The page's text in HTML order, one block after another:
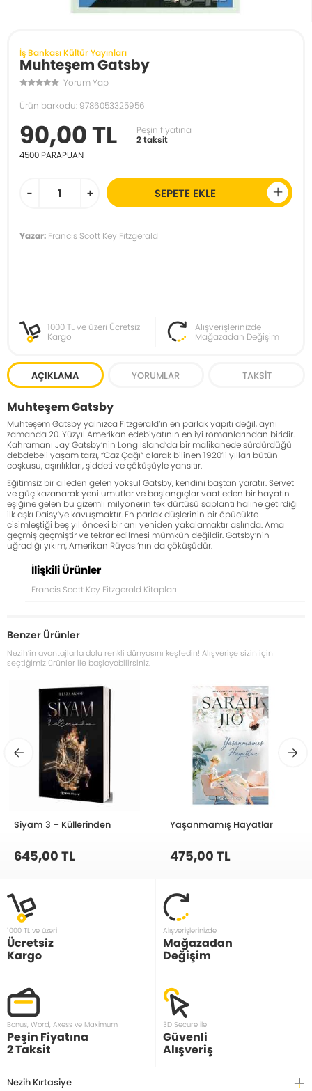
İş Bankası Kültür Yayınları
Muhteşem Gatsby
Yorum Yap
Ürün barkodu: 9786053325956
90,00 TL
Peşin fiyatına
2 taksit
4500 PARAPUAN
- + SEPETE EKLE
Yazar: Francis Scott Key Fitzgerald
1000 TL ve üzeri Ücretsiz
Kargo
Alışverişlerinizde
Mağazadan Değişim
AÇIKLAMA YORUMLAR TAKSIT
Muhteşem Gatsby
Muhteşem Gatsby yalnızca Fitzgerald’ın en parlak yapıtı değil, aynı
zamanda 20. Yüzyıl Amerikan edebiyatının en iyi romanlarından biridir.
Kahramanı Jay Gatsby’nin Long Island’da bir malikanede sürdürdüğü
debdebeli yaşam tarzı, “Caz Çağı” olarak bilinen 1920’li yılları bütün
coşkusu, aşırılıkları, şiddeti ve çöküşüyle yansıtır.
Eğitimsiz bir aileden gelen yoksul Gatsby, kendini baştan yaratır. Servet
ve güç kazanarak yeni umutlar ve başlangıçlar vaat eden bir hayatın
eşiğine gelen bu gizemli milyonerin tek dürtüsü saplantı haline getirdiği
ilk aşkı Daisy’ye kavuşmaktır. En parlak düşlerinin bir öpücükte
cisimleştiği beş yıl önceki bir anı yeniden yakalamaktır aslında. Ama
geçmiş geçmiştir ve tekrar edilmesi mümkün değildir. Gatsby’nin
uğradığı yıkım, Amerikan Rüyası’nın da çöküşüdür.
İlişkili Ürünler
Francis Scott Key Fitzgerald Kitapları
Benzer Ürünler
Nezih’in avantajlarla dolu renkli dünyasını keşfedin! Alışverişe sizin için
seçtiğimiz ürünler ile başlayabilirsiniz.
Siyam 3 – Küllerinden
645,00 TL
Yaşanmamış Hayatlar
475,00 TL
1000 TL ve üzeri
Ücretsiz
Kargo
Alışverişlerinizde
Mağazadan
Değişim
Bonus, Word, Axess ve Maximum
Peşin Fiyatına
2 Taksit
3D Secure ile
Güvenli
Alışveriş
Nezih Kırtasiye